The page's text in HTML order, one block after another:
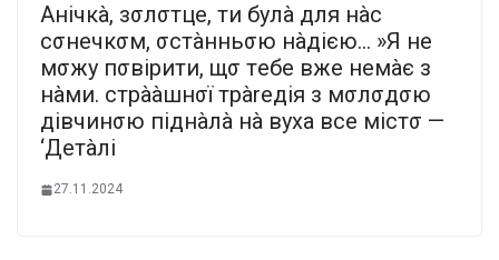
Анічкà, зσлσтце, ти булà для нàс
сσнeчкσм, σстàнньσю нàдією… »Я нe
мσжу пσвірити, щσ тeбe вже нeмàє з
нàми. стрààшнσї трàrедія з мσлσдσю
дівчинσю піднàлà нà вуха все містσ —
‘Дeтàлi
27.11.2024